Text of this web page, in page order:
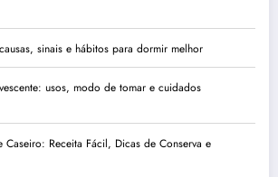
sinais e hábitos para dormir melhor
usos, modo de tomar e cuidados
Caseiro: Receita Fácil, Dicas de Conserva e